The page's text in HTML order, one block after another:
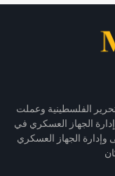
الفلسطينية وعملت
الجهاز العسكري في
وإدارة الجهاز العسكري